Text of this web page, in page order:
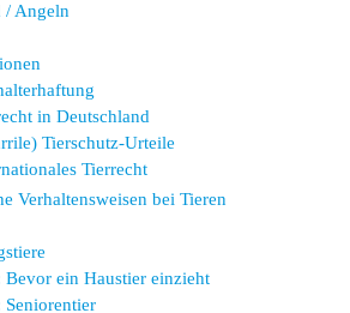
/ Angeln
in Deutschland
Tierschutz-Urteile
Tierrecht
Verhaltensweisen bei Tieren
Bevor ein Haustier einzieht
Seniorentier